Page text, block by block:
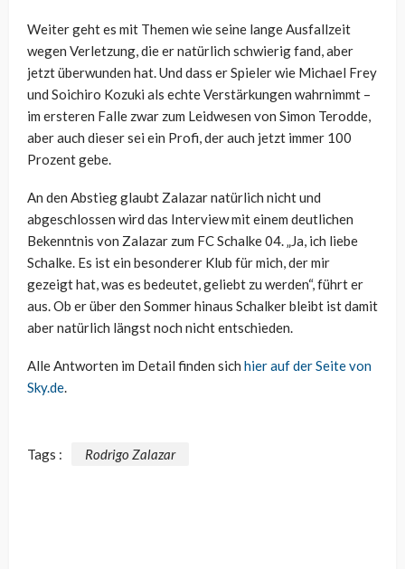
Weiter geht es mit Themen wie seine lange Ausfallzeit
wegen Verletzung, die er natürlich schwierig fand, aber
jetzt überwunden hat. Und dass er Spieler wie Michael Frey
und Soichiro Kozuki als echte Verstärkungen wahrnimmt –
im ersteren Falle zwar zum Leidwesen von Simon Terodde,
aber auch dieser sei ein Profi, der auch jetzt immer 100
Prozent gebe.
An den Abstieg glaubt Zalazar natürlich nicht und
abgeschlossen wird das Interview mit einem deutlichen
Bekenntnis von Zalazar zum FC Schalke 04. „Ja, ich liebe
Schalke. Es ist ein besonderer Klub für mich, der mir
gezeigt hat, was es bedeutet, geliebt zu werden“, führt er
aus. Ob er über den Sommer hinaus Schalker bleibt ist damit
aber natürlich längst noch nicht entschieden.
Alle Antworten im Detail finden sich hier auf der Seite von
Sky.de.
Tags : Rodrigo Zalazar